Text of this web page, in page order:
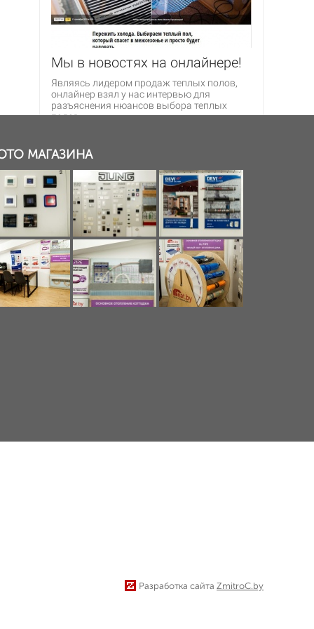
кв.м.
5 бел.руб.
Мы в новостях на онлайнере!
Являясь лидером продаж теплых полов,
онлайнер взял у нас интервью для
разъяснения нюансов выбора теплых
полов.
МАГАЗИНА
Разработка сайта ZmitroC.by